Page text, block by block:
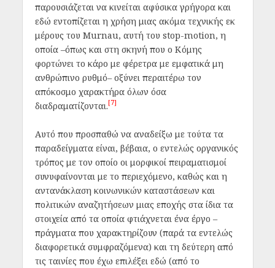
παρουσιάζεται να κινείται αφύσικα γρήγορα και
εδώ εντοπίζεται η χρήση μιας ακόμα τεχνικής εκ
μέρους του Murnau, αυτή του stop-motion, η
οποία –όπως και στη σκηνή που ο Κόμης
φορτώνει το κάρο με φέρετρα με εμφατικά μη
ανθρώπινο ρυθμό– οξύνει περαιτέρω τον
απόκοσμο χαρακτήρα όλων όσα
διαδραματίζονται.[7]
Αυτό που προσπαθώ να αναδείξω με τούτα τα
παραδείγματα είναι, βέβαια, ο εντελώς οργανικός
τρόπος με τον οποίο οι μορφικοί πειραματισμοί
συνυφαίνονται με το περιεχόμενο, καθώς και η
αντανάκλαση κοινωνικών καταστάσεων και
πολιτικών αναζητήσεων μιας εποχής στα ίδια τα
στοιχεία από τα οποία φτιάχνεται ένα έργο –
πράγματα που χαρακτηρίζουν (παρά τα εντελώς
διαφορετικά συμφραζόμενα) και τη δεύτερη από
τις ταινίες που έχω επιλέξει εδώ (από το